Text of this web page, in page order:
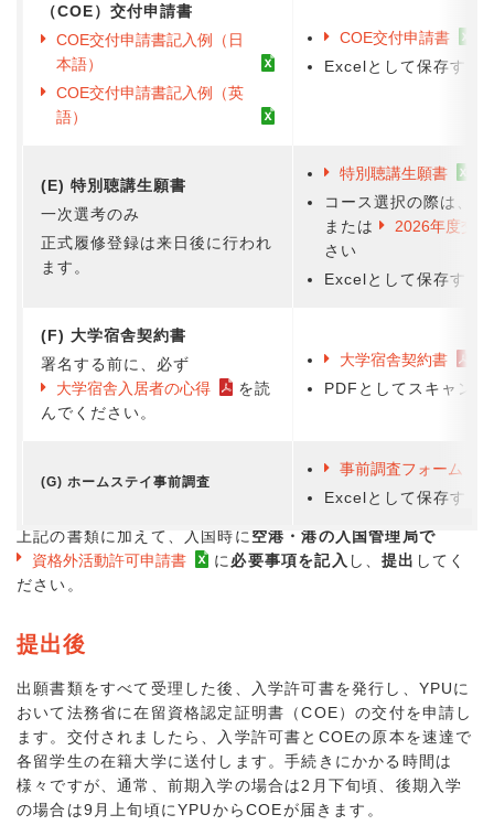
（COE）交付申請書
COE交付申請書記入例（日
本語）
COE交付申請書記入例（英
語）
COE交付申請書
Excelとして保存する
(E) 特別聴講生願書
一次選考のみ
正式履修登録は来日後に行われ
ます。
特別聴講生願書
コース選択の際は、
または
2026年度交
さい
Excelとして保存する
(F) 大学宿舎契約書
署名する前に、必ず
大学宿舎入居者の心得
を読
んでください。
大学宿舎契約書
PDFとしてスキャンす
(G) ホームステイ事前調査
事前調査フォーム
Excelとして保存する
上記の書類に加えて、入国時に 空港・港の入国管理局で
資格外活動許可申請書
に 必要事項を記入 し、提出 してく
ださい。
提出後
出願書類をすべて受理した後、入学許可書を発行し、YPUに
おいて法務省に在留資格認定証明書（COE）の交付を申請し
ます。交付されましたら、入学許可書とCOEの原本を速達で
各留学生の在籍大学に送付します。手続きにかかる時間は
様々ですが、通常、前期入学の場合は2月下旬頃、後期入学
の場合は9月上旬頃にYPUからCOEが届きます。